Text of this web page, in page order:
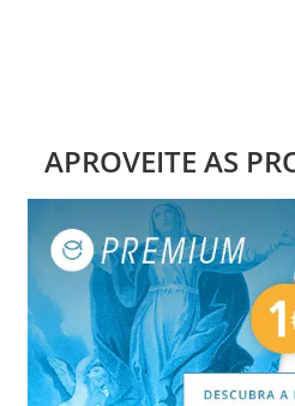
APROVEITE AS